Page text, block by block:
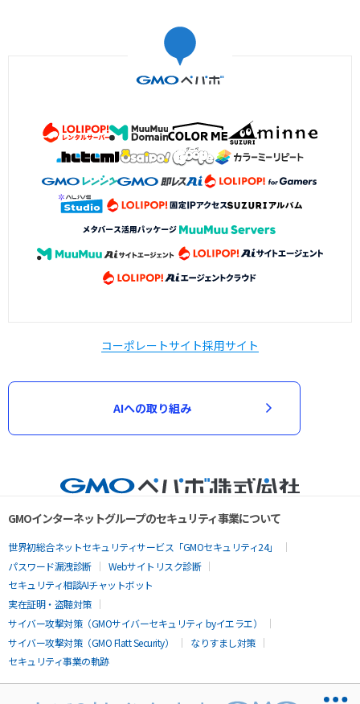
コーポレートサイト採用サイト
AIへの取り組み
GMOインターネットグループのセキュリティ事業について
世界初総合ネットセキュリティサービス「GMOセキュリティ24」
パスワード漏洩診断
Webサイトリスク診断
セキュリティ相談AIチャットボット
実在証明・盗聴対策
サイバー攻撃対策（GMOサイバーセキュリティ byイエラエ）
サイバー攻撃対策（GMO Flatt Security）
なりすまし対策
セキュリティ事業の軌跡